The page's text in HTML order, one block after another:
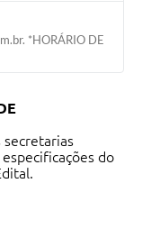
*HORÁRIO DE
secretarias
do